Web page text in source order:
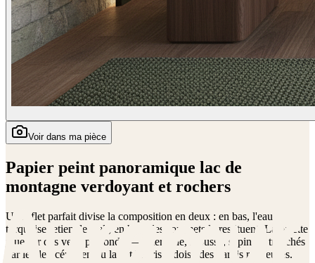
Voir dans ma pièce
Papier peint panoramique lac de
montagne verdoyant et rochers
Un reflet parfait divise la composition en deux : en bas, l'eau
turquoise retient le ciel ; en haut, les sommets le restituent. La palette
joue sur des verts profonds — émeraude, mousse, sapin — tranchés
par le bleu céruléen du lac et le gris ardoise des parois rocheuses.